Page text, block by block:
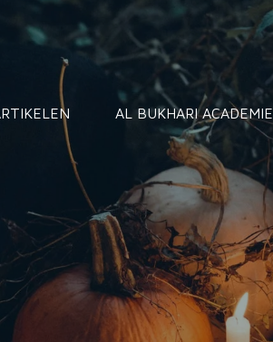
AL BUKHARI ACADEMIE